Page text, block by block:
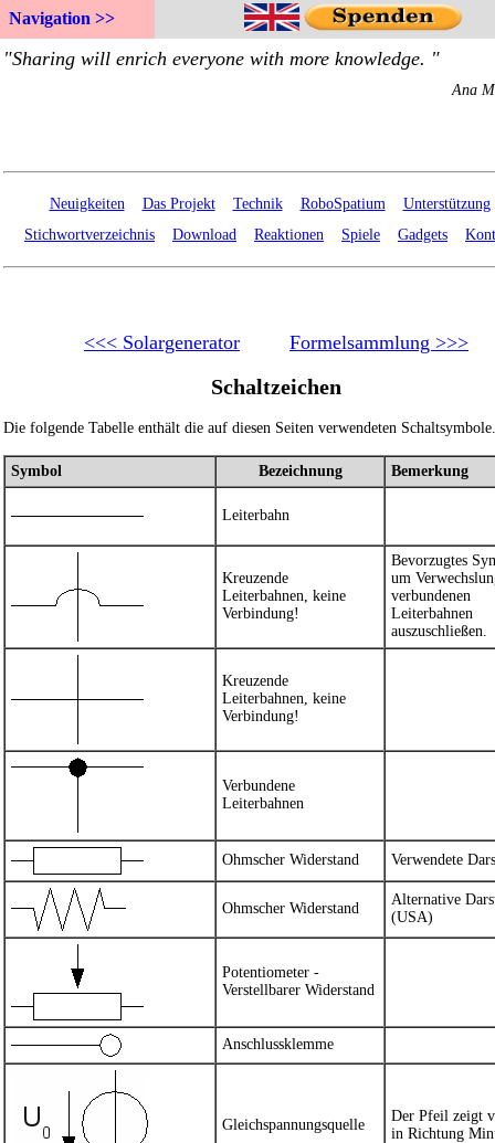
Navigation >>
Neuigkeiten Das Projekt Technik RoboSpatium
Unterstützung
Stichwortverzeichnis
Download Reaktionen Spiele Gadgets
<<< Solargenerator Formelsammlung >>>
Schaltzeichen
Die folgende Tabelle enthält die auf diesen Seiten verwendeten Schaltsymbole.
Symbol Bezeichnung Bemerkung
Leiterbahn
Kreuzende
Leiterbahnen, keine
Verbindung!
Bevorzugtes
um
verbundenen
Leiterbahnen
auszuschließen.
Kreuzende
Leiterbahnen, keine
Verbindung!
Verbundene
Leiterbahnen
Ohmscher Widerstand Verwendete
Ohmscher Widerstand
Alternative
(USA)
Potentiometer -
Verstellbarer Widerstand
Anschlussklemme
Gleichspannungsquelle
Der Pfeil zeigt
in Richtung